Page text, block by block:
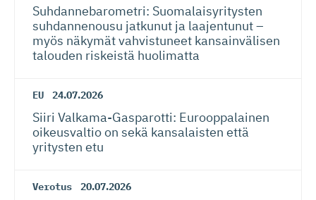
Suhdanneba­ro­metri: Suomalaisy­ri­tysten
suhdannenousu jatkunut ja laajentunut –
myös näkymät vahvistuneet kansainvälisen
talouden riskeistä huolimatta
EU 24.07.2026
Siiri Valkama-Gas­pa­rotti: Eurooppalainen
oikeusvaltio on sekä kansalaisten että
yritysten etu
Verotus 20.07.2026